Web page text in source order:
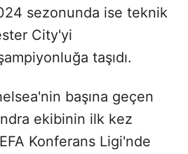
sezonunda ise teknik
City'yi
taşıdı.
başına geçen
ekibinin ilk kez
Konferans Ligi'nde